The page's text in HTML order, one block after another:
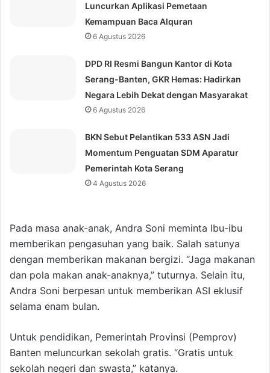
Luncurkan Aplikasi Pemetaan
Kemampuan Baca Alquran
6 Agustus 2026
DPD RI Resmi Bangun Kantor di Kota
Serang-Banten, GKR Hemas: Hadirkan
Negara Lebih Dekat dengan Masyarakat
6 Agustus 2026
BKN Sebut Pelantikan 533 ASN Jadi
Momentum Penguatan SDM Aparatur
Pemerintah Kota Serang
4 Agustus 2026
Pada masa anak-anak, Andra Soni meminta Ibu-ibu
memberikan pengasuhan yang baik. Salah satunya
dengan memberikan makanan bergizi. “Jaga makanan
dan pola makan anak-anaknya,” tuturnya. Selain itu,
Andra Soni berpesan untuk memberikan ASI eklusif
selama enam bulan.
Untuk pendidikan, Pemerintah Provinsi (Pemprov)
Banten meluncurkan sekolah gratis. “Gratis untuk
sekolah negeri dan swasta,” katanya.